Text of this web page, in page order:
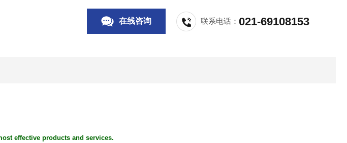
在线咨询 联系电话：021-69108153
effective products and services.